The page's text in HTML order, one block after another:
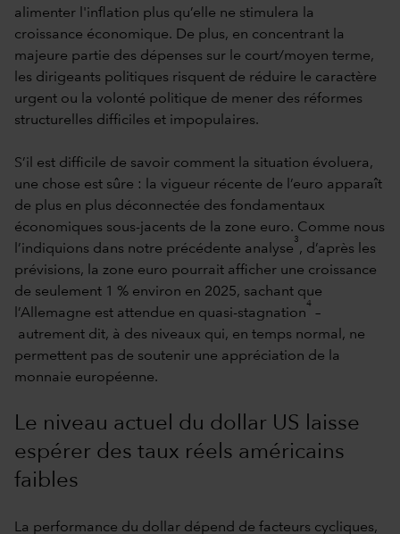
alimenter l'inflation plus qu’elle ne stimulera la
croissance économique. De plus, en concentrant la
majeure partie des dépenses sur le court/moyen terme,
les dirigeants politiques risquent de réduire le caractère
urgent ou la volonté politique de mener des réformes
structurelles difficiles et impopulaires.
S’il est difficile de savoir comment la situation évoluera,
une chose est sûre : la vigueur récente de l’euro apparaît
de plus en plus déconnectée des fondamentaux
économiques sous-jacents de la zone euro. Comme nous
l’indiquions dans notre précédente analyse
3
, d’après les
prévisions, la zone euro pourrait afficher une croissance
de seulement 1 % environ en 2025, sachant que
l’Allemagne est attendue en quasi-stagnation
4
–
autrement dit, à des niveaux qui, en temps normal, ne
permettent pas de soutenir une appréciation de la
monnaie européenne.
Le niveau actuel du dollar US laisse
espérer des taux réels américains
faibles
La performance du dollar dépend de facteurs cycliques,